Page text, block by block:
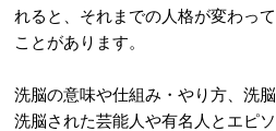
れると、それまでの人格が変わっ
ことがあります。
洗脳の意味や仕組み・やり方、洗
洗脳された芸能人や有名人とエピ